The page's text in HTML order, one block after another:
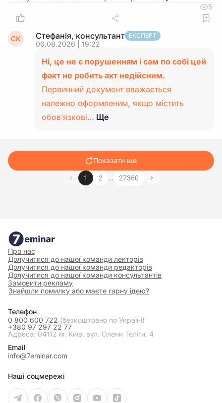
5
СК Стефанія, консультант ЕКСПЕРТ
06.08.2026 | 19:22
Ні, це не є порушенням і сам по собі цей
факт не робить акт недійсним.
Первинний документ вважається
належно оформленим, якщо містить
обов’язкові… Ще
Показати ще
1 2 … 27360
Про нас
Долучитися до нашої команди лекторів
Долучитися до нашої команди редакторів
Долучитися до нашої команди консультантів
Замовити рекламу
Знайшли помилку або маєте гарну ідею?
Телефон
0 800 600 722 (безкоштовно по Україні)
+380 97 297 22 77
Адреса: 04112 м. Київ, вул. Олени Теліги, 4
Email
info@7eminar.com
Наші соцмережі